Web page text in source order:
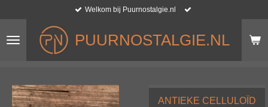
naar
hoofdinhoud
PUURNOSTALGIE.NL
Welkom bij Puurnostalgie.nl
ANTIEKE CELLULOÏD